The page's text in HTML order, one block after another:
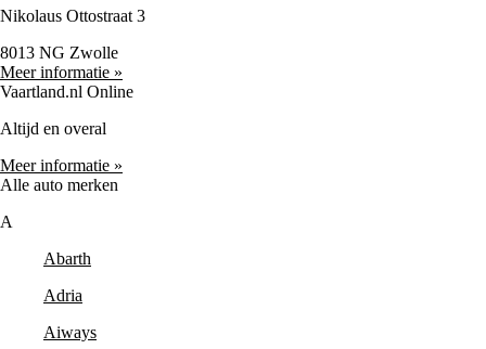
Nikolaus Ottostraat 3
8013 NG Zwolle
Meer informatie »
Vaartland.nl Online
Altijd en overal
Meer informatie »
Alle auto merken
A
Abarth
Adria
Aiways